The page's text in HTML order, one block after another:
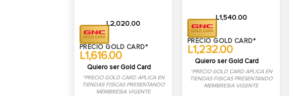
L2,020.00
PRECIO GOLD CARD*
L1,616.00
Quiero ser Gold Card
*PRECIO GOLD CARD APLICA EN
TIENDAS FISICAS PRESENTANDO
MEMBRESIA VIGENTE
L1,540.00
PRECIO GOLD CARD*
L1,232.00
Quiero ser Gold Card
*PRECIO GOLD CARD APLICA EN
TIENDAS FISICAS PRESENTANDO
MEMBRESIA VIGENTE